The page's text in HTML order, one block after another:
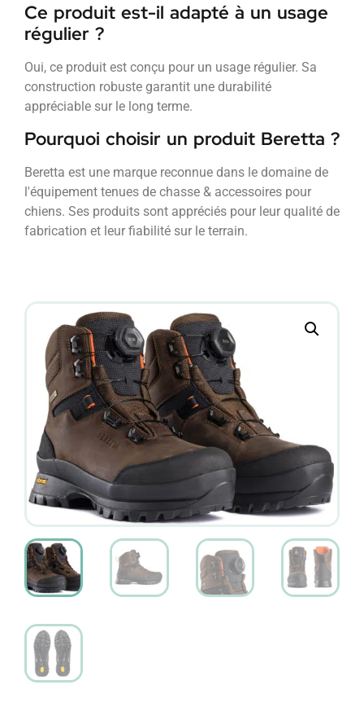
Ce produit est-il adapté à un usage
régulier ?
Oui, ce produit est conçu pour un usage régulier. Sa
construction robuste garantit une durabilité
appréciable sur le long terme.
Pourquoi choisir un produit Beretta ?
Beretta est une marque reconnue dans le domaine de
l'équipement tenues de chasse & accessoires pour
chiens. Ses produits sont appréciés pour leur qualité de
fabrication et leur fiabilité sur le terrain.